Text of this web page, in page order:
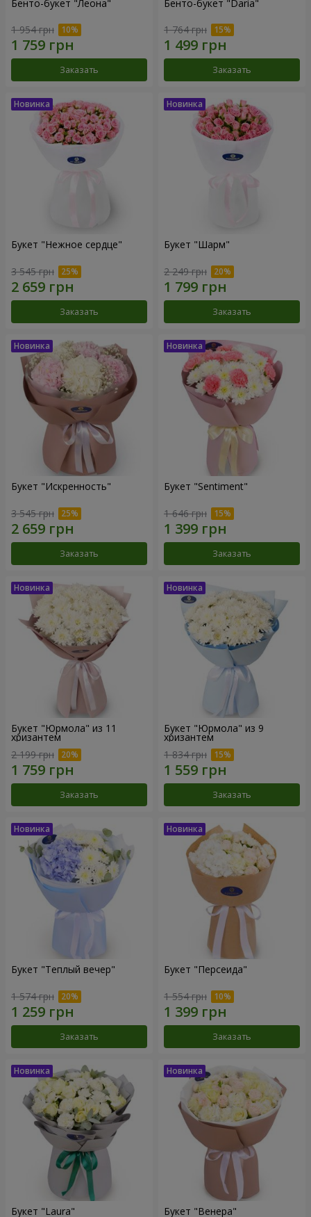
Бенто-букет "Леона"
1 954 грн
Заказать
Бенто-букет "Daria"
1 764 грн
Заказать
Букет "Нежное сердце"
3 545 грн
Заказать
Букет "Шарм"
2 249 грн
Заказать
Букет "Искренность"
3 545 грн
Заказать
Букет "Sentiment"
1 646 грн
Заказать
Букет "Юрмола" из 11
хризантем
2 199 грн
Заказать
Букет "Юрмола" из 9
хризантем
1 834 грн
Заказать
Букет "Теплый вечер"
1 574 грн
Заказать
Букет "Персеида"
1 554 грн
Заказать
Букет "Laura" Букет "Венера"